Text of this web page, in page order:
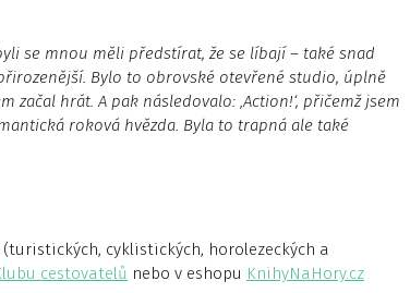
se mnou měli předstírat, že se líbají – také snad
Bylo to obrovské otevřené studio, úplně
začal hrát. A pak následovalo: ‚Action!‘, přičemž jsem
roková hvězda. Byla to trapná ale také
cyklistických, horolezeckých a
cestovatelů nebo v eshopu KnihyNaHory.cz